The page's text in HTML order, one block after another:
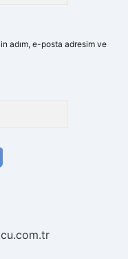
adım, e-posta adresim ve